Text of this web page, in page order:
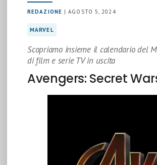
REDAZIONE | AGOSTO 5, 2024
MARVEL
Scopriamo insieme il calendario del
di film e serie TV in uscita
Avengers: Secret